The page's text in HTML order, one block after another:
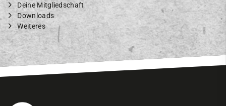
Deine Mitgliedschaft
Downloads
Weiteres